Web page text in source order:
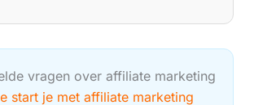
vragen over affiliate marketing
start je met affiliate marketing